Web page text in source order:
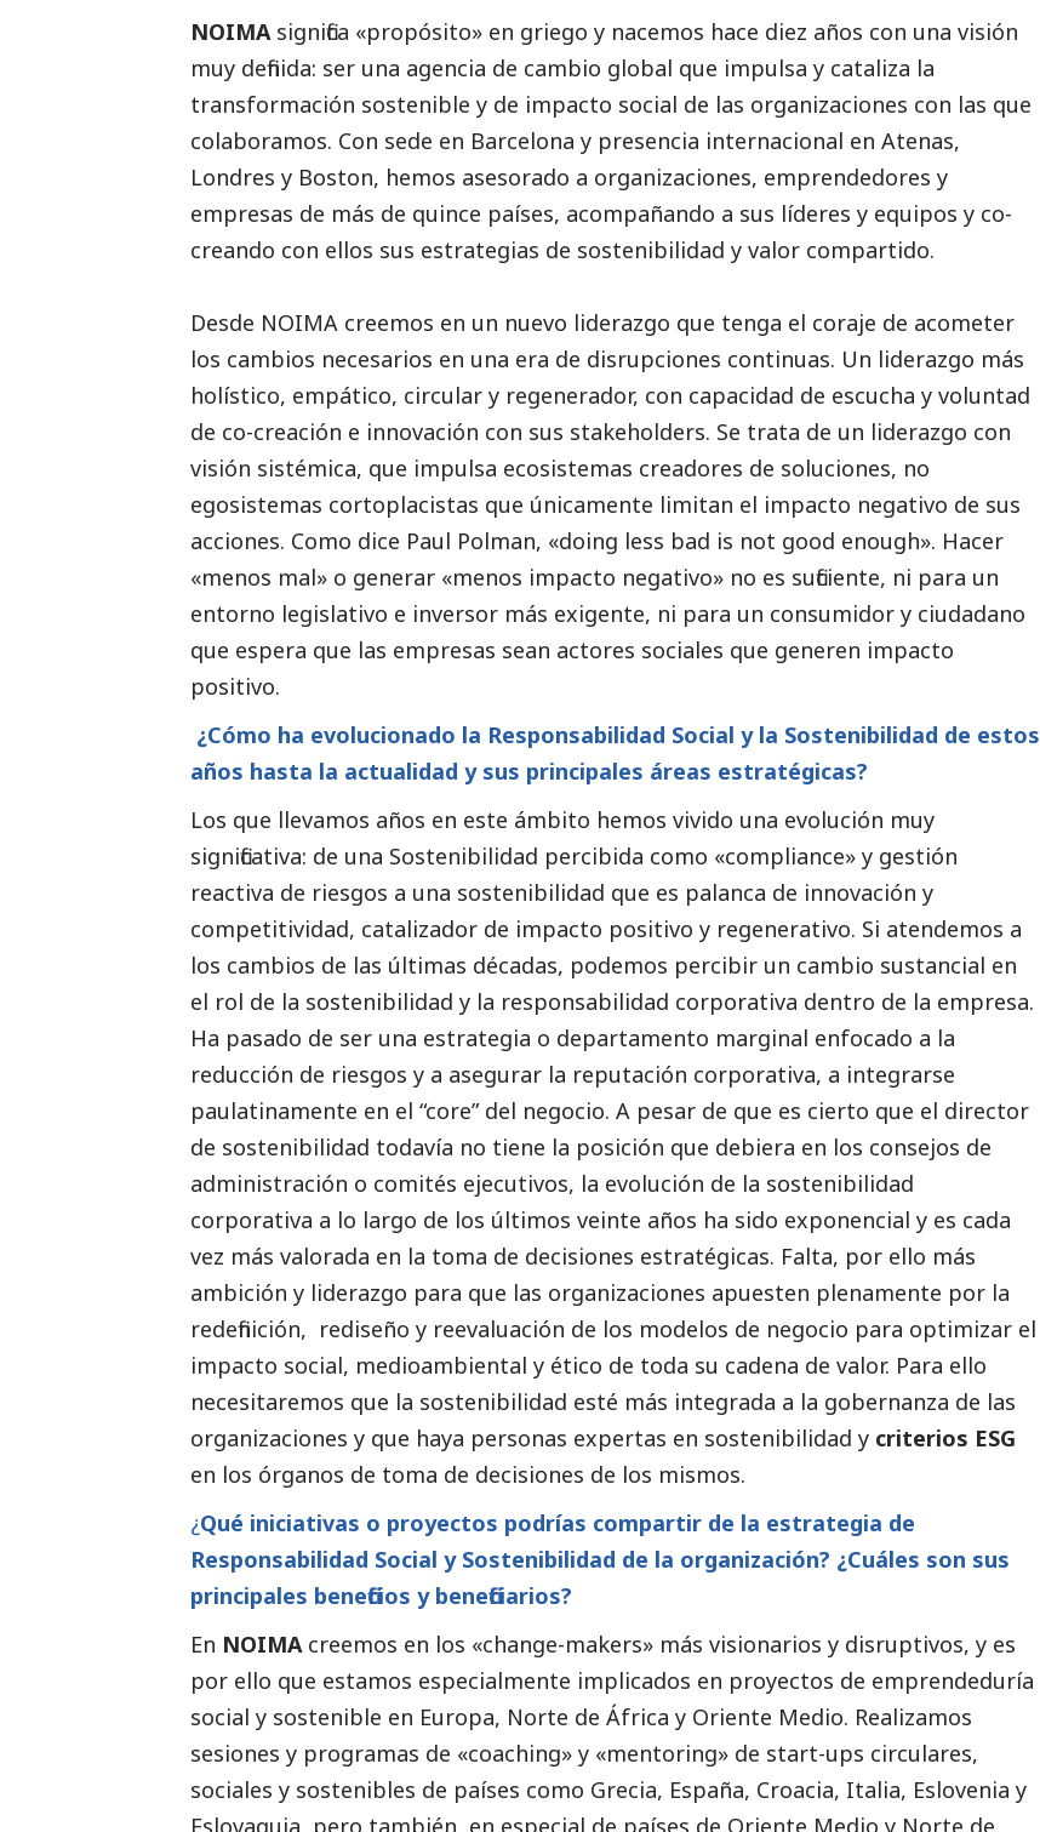
NOIMA significa «propósito» en griego y nacemos hace diez años con una visión
muy definida: ser una agencia de cambio global que impulsa y cataliza la
transformación sostenible y de impacto social de las organizaciones con las que
colaboramos. Con sede en Barcelona y presencia internacional en Atenas,
Londres y Boston, hemos asesorado a organizaciones, emprendedores y
empresas de más de quince países, acompañando a sus líderes y equipos y co-
creando con ellos sus estrategias de sostenibilidad y valor compartido.
Desde NOIMA creemos en un nuevo liderazgo que tenga el coraje de acometer
los cambios necesarios en una era de disrupciones continuas. Un liderazgo más
holístico, empático, circular y regenerador, con capacidad de escucha y voluntad
de co-creación e innovación con sus stakeholders. Se trata de un liderazgo con
visión sistémica, que impulsa ecosistemas creadores de soluciones, no
egosistemas cortoplacistas que únicamente limitan el impacto negativo de sus
acciones. Como dice Paul Polman, «doing less bad is not good enough». Hacer
«menos mal» o generar «menos impacto negativo» no es suficiente, ni para un
entorno legislativo e inversor más exigente, ni para un consumidor y ciudadano
que espera que las empresas sean actores sociales que generen impacto
positivo.
¿Cómo ha evolucionado la Responsabilidad Social y la Sostenibilidad de estos
años hasta la actualidad y sus principales áreas estratégicas?
Los que llevamos años en este ámbito hemos vivido una evolución muy
significativa: de una Sostenibilidad percibida como «compliance» y gestión
reactiva de riesgos a una sostenibilidad que es palanca de innovación y
competitividad, catalizador de impacto positivo y regenerativo. Si atendemos a
los cambios de las últimas décadas, podemos percibir un cambio sustancial en
el rol de la sostenibilidad y la responsabilidad corporativa dentro de la empresa.
Ha pasado de ser una estrategia o departamento marginal enfocado a la
reducción de riesgos y a asegurar la reputación corporativa, a integrarse
paulatinamente en el “core” del negocio. A pesar de que es cierto que el director
de sostenibilidad todavía no tiene la posición que debiera en los consejos de
administración o comités ejecutivos, la evolución de la sostenibilidad
corporativa a lo largo de los últimos veinte años ha sido exponencial y es cada
vez más valorada en la toma de decisiones estratégicas. Falta, por ello más
ambición y liderazgo para que las organizaciones apuesten plenamente por la
redefinición, rediseño y reevaluación de los modelos de negocio para optimizar el
impacto social, medioambiental y ético de toda su cadena de valor. Para ello
necesitaremos que la sostenibilidad esté más integrada a la gobernanza de las
organizaciones y que haya personas expertas en sostenibilidad y criterios ESG
en los órganos de toma de decisiones de los mismos.
¿Qué iniciativas o proyectos podrías compartir de la estrategia de
Responsabilidad Social y Sostenibilidad de la organización? ¿Cuáles son sus
principales beneficios y beneficiarios?
En NOIMAcreemos en los «change-makers» más visionarios y disruptivos, y es
por ello que estamos especialmente implicados en proyectos de emprendeduría
social y sostenible en Europa, Norte de África y Oriente Medio. Realizamos
sesiones y programas de «coaching» y «mentoring» de start-ups circulares,
sociales y sostenibles de países como Grecia, España, Croacia, Italia, Eslovenia y